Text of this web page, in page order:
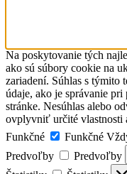
Na poskytovanie tých
ako sú súbory cookie na
zariadení. Súhlas s týmito
údaje, ako je správanie
stránke. Nesúhlas alebo
ovplyvniť určité vlastnosti
Funkčné
Funkčné
Predvoľby
Predvoľby